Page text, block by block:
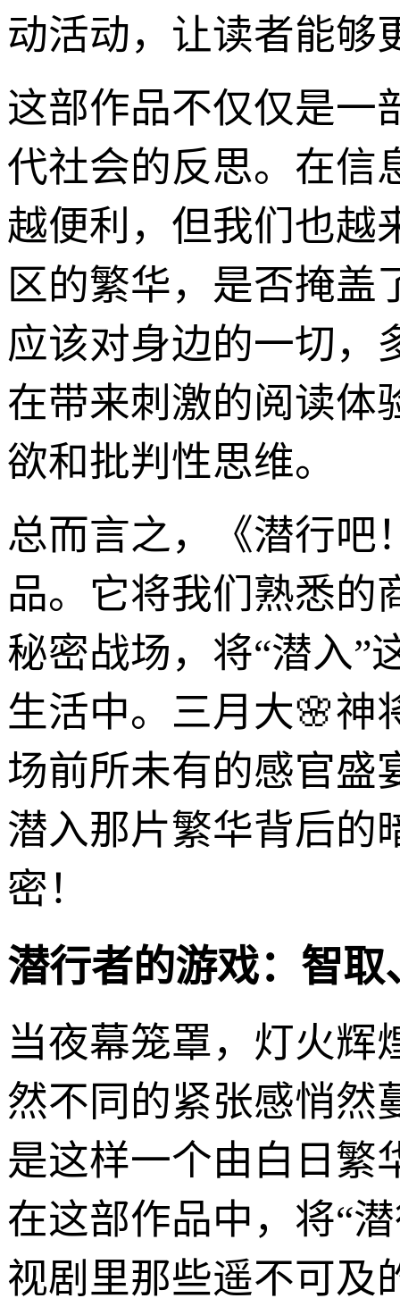
动活动，让读者能够
这部作品不仅仅是一
代社会的反思。在信
越便利，但我们也越
区的繁华，是否掩盖
应该对身边的一切，
在带来刺激的阅读体
欲和批判性思维。
总而言之，《潜行吧
品。它将我们熟悉的
秘密战场，将“潜入”
生活中。三月大🌸神
场前所未有的感官盛
潜入那片繁华背后的
密！
潜行者的游戏：智
当夜幕笼罩，灯火辉
然不同的紧张感悄然
是这样一个由白日繁
在这部作品中，将“
视剧里那些遥不可及